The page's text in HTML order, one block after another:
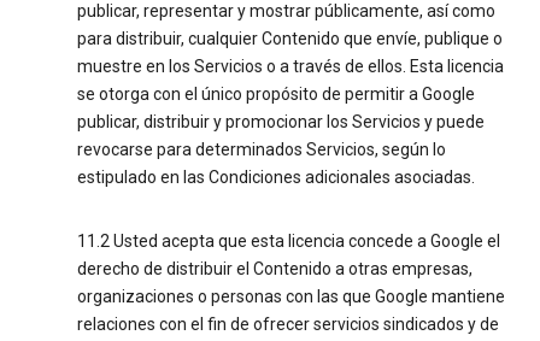
publicar, representar y mostrar públicamente, así como
para distribuir, cualquier Contenido que envíe, publique o
muestre en los Servicios o a través de ellos. Esta licencia
se otorga con el único propósito de permitir a Google
publicar, distribuir y promocionar los Servicios y puede
revocarse para determinados Servicios, según lo
estipulado en las Condiciones adicionales asociadas.
11.2 Usted acepta que esta licencia concede a Google el
derecho de distribuir el Contenido a otras empresas,
organizaciones o personas con las que Google mantiene
relaciones con el fin de ofrecer servicios sindicados y de